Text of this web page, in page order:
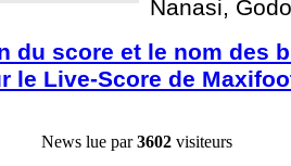
Nanasi,
du score et le nom des
le Live-Score de
News lue par3602 visiteurs